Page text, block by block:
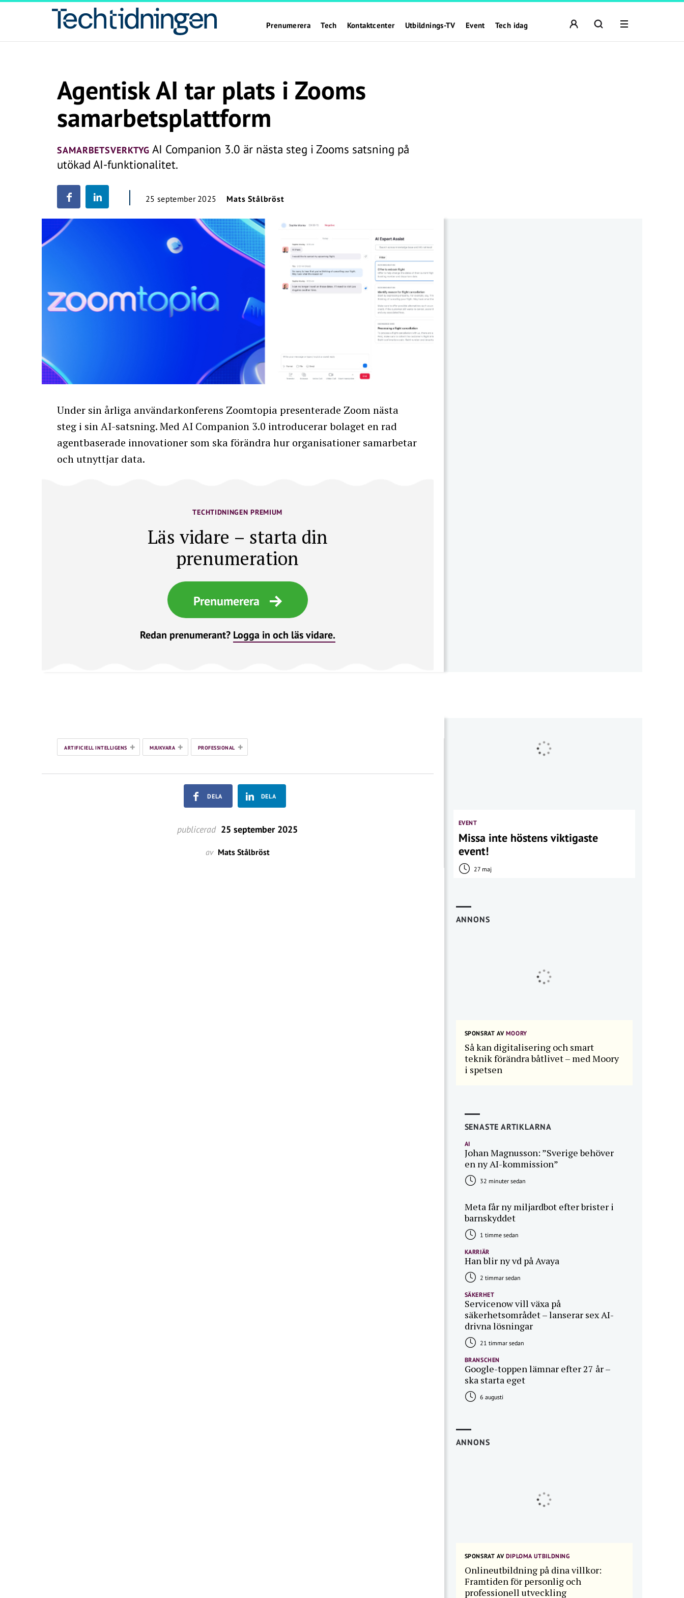
Prenumerera Tech Kontaktcenter Utbildnings-TV Event Tech idag
Agentisk AI tar plats i Zooms
samarbetsplattform
SAMARBETSVERKTYG AI Companion 3.0 är nästa steg i Zooms satsning på
utökad AI-funktionalitet.
25 september 2025 Mats Stålbröst
Under sin årliga användarkonferens Zoomtopia presenterade Zoom nästa
steg i sin AI-satsning. Med AI Companion 3.0 introducerar bolaget en rad
agentbaserade innovationer som ska förändra hur organisationer samarbetar
och utnyttjar data.
TECHTIDNINGEN PREMIUM
Läs vidare – starta din
prenumeration
Prenumerera
Redan prenumerant? Logga in och läs vidare.
ARTIFICIELL INTELLIGENS + MJUKVARA + PROFESSIONAL +
DELA DELA
publicerad 25 september 2025
av Mats Stålbröst
EVENT
Missa inte höstens viktigaste
event!
27 maj
ANNONS
SPONSRAT AVMOORY
Så kan digitalisering och smart
teknik förändra båtlivet – med Moory
i spetsen
SENASTE ARTIKLARNA
AI
Johan Magnusson: ”Sverige behöver
en ny AI-kommission”
32 minuter sedan
Meta får ny miljardbot efter brister i
barnskyddet
1 timme sedan
KARRIÄR
Han blir ny vd på Avaya
2 timmar sedan
SÄKERHET
Servicenow vill växa på
säkerhetsområdet – lanserar sex AI-
drivna lösningar
21 timmar sedan
BRANSCHEN
Google-toppen lämnar efter 27 år –
ska starta eget
6 augusti
ANNONS
SPONSRAT AVDIPLOMA UTBILDNING
Onlineutbildning på dina villkor:
Framtiden för personlig och
professionell utveckling